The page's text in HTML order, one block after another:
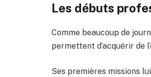
Les débuts
Comme beaucoup de
permettent d’acquérir de
Ses premières missions